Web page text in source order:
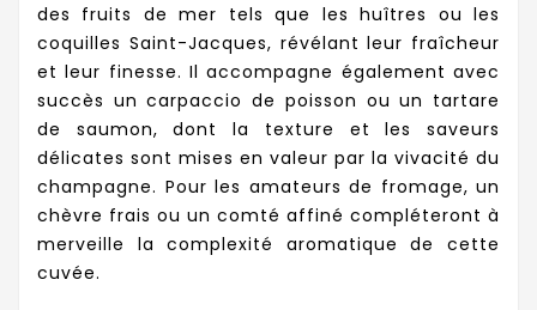
des fruits de mer tels que les huîtres ou les
coquilles Saint-Jacques, révélant leur fraîcheur
et leur finesse. Il accompagne également avec
succès un carpaccio de poisson ou un tartare
de saumon, dont la texture et les saveurs
délicates sont mises en valeur par la vivacité du
champagne. Pour les amateurs de fromage, un
chèvre frais ou un comté affiné compléteront à
merveille la complexité aromatique de cette
cuvée.